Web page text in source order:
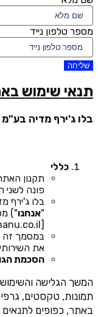
מספר טלפון נייד
שליחה
תנאי שימוש
בלו ג'ירף מדיה בע"מ
כללי
תקנון
פונה לשני
בלו ג'ירף
"אנחנו")
[https://shamanu.co.il/] (להלן: "
במסמך זה
את
הסכמת
המשך הגלישה
תמונות, טקסטים,
באתר, כפופים